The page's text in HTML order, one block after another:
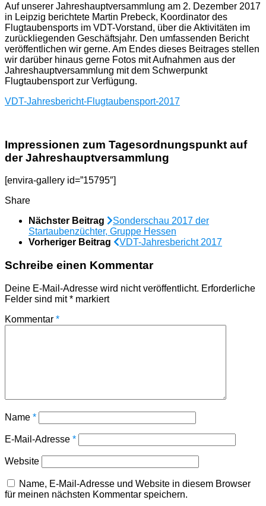
Auf unserer Jahreshauptversammlung am 2. Dezember 2017
in Leipzig berichtete Martin Prebeck, Koordinator des
Flugtaubensports im VDT-Vorstand, über die Aktivitäten im
zurückliegenden Geschäftsjahr. Den umfassenden Bericht
veröffentlichen wir gerne. Am Endes dieses Beitrages stellen
wir darüber hinaus gerne Fotos mit Aufnahmen aus der
Jahreshauptversammlung mit dem Schwerpunkt
Flugtaubensport zur Verfügung.
VDT-Jahresbericht-Flugtaubensport-2017
Impressionen zum Tagesordnungspunkt auf
der Jahreshauptversammlung
[envira-gallery id=”15795″]
Share
Nächster Beitrag
Sonderschau 2017 der
Startaubenzüchter, Gruppe Hessen
Vorheriger Beitrag
VDT-Jahresbericht 2017
Schreibe einen Kommentar
Deine E-Mail-Adresse wird nicht veröffentlicht. Erforderliche
Felder sind mit* markiert
Kommentar *
Name *
E-Mail-Adresse *
Website
Name, E-Mail-Adresse und Website in diesem Browser
für meinen nächsten Kommentar speichern.